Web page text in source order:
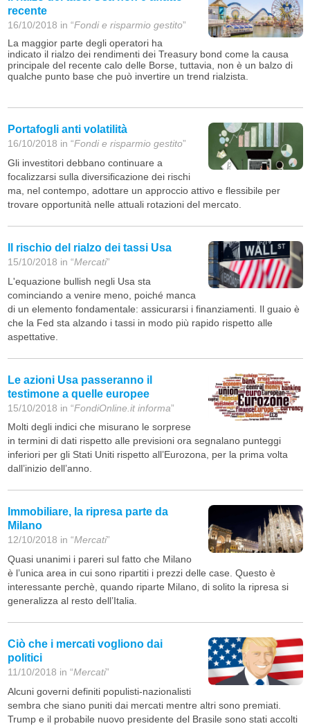
recente
16/10/2018 in “Fondi e risparmio gestito”
La maggior parte degli operatori ha
indicato il rialzo dei rendimenti dei Treasury bond come la causa
principale del recente calo delle Borse, tuttavia, non è un balzo di
qualche punto base che può invertire un trend rialzista.
Portafogli anti volatilità
16/10/2018 in “Fondi e risparmio gestito”
Gli investitori debbano continuare a
focalizzarsi sulla diversificazione dei rischi
ma, nel contempo, adottare un approccio attivo e flessibile per
trovare opportunità nelle attuali rotazioni del mercato.
Il rischio del rialzo dei tassi Usa
15/10/2018 in “Mercati”
L'equazione bullish negli Usa sta
cominciando a venire meno, poiché manca
di un elemento fondamentale: assicurarsi i finanziamenti. Il guaio è
che la Fed sta alzando i tassi in modo più rapido rispetto alle
aspettative.
Le azioni Usa passeranno il
testimone a quelle europee
15/10/2018 in “FondiOnline.it informa”
Molti degli indici che misurano le sorprese
in termini di dati rispetto alle previsioni ora segnalano punteggi
inferiori per gli Stati Uniti rispetto all’Eurozona, per la prima volta
dall’inizio dell’anno.
Immobiliare, la ripresa parte da
Milano
12/10/2018 in “Mercati”
Quasi unanimi i pareri sul fatto che Milano
è l’unica area in cui sono ripartiti i prezzi delle case. Questo è
interessante perchè, quando riparte Milano, di solito la ripresa si
generalizza al resto dell’Italia.
Ciò che i mercati vogliono dai
politici
11/10/2018 in “Mercati”
Alcuni governi definiti populisti-nazionalisti
sembra che siano puniti dai mercati mentre altri sono premiati.
Trump e il probabile nuovo presidente del Brasile sono stati accolti